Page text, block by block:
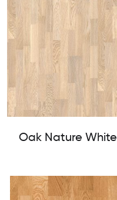
Oak Nature White